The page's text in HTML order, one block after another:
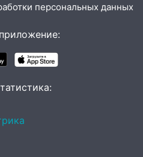
6 августа
девятую
самые
масло
выросли надои
персональных данных